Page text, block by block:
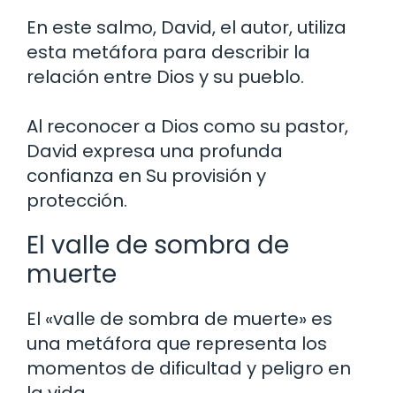
En este salmo, David, el autor, utiliza
esta metáfora para describir la
relación entre Dios y su pueblo.
Al reconocer a Dios como su pastor,
David expresa una profunda
confianza en Su provisión y
protección.
El valle de sombra de
muerte
El «valle de sombra de muerte» es
una metáfora que representa los
momentos de dificultad y peligro en